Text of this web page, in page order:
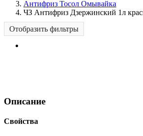
Антифриз Тосол Омывайка
ЧЗ Антифриз Дзержинский 1л
Отобразить фильтры
Описание
Свойства